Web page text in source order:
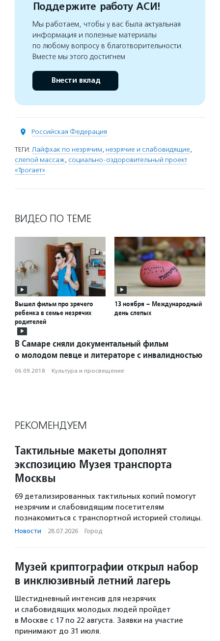
Поддержите работу АСИ!
Мы работаем, чтобы у вас была актуальная
информация и полезные материалы
по любому вопросу в благотворительности.
Вместе мы этого достигнем
Внести вклад
Российская Федерация
ТЕГИ: Лайфхак по незрячим, незрячие и слабовидящие,
слепой массаж, социально-оздоровительный проект
«Трогает»
ВИДЕО ПО ТЕМЕ
Вышел фильм про зрячего
ребенка в семье незрячих
родителей
13 ноября – Международный
день слепых
В Самаре сняли документальный фильм
о молодом певце и литераторе с инвалидностью
06.09.2018 · Культура и просвещение
РЕКОМЕНДУЕМ
Тактильные макеты дополнят
экспозицию Музея транспорта
Москвы
69 детализированных тактильных копий помогут
незрячим и слабовидящим посетителям
познакомиться с транспортной историей столицы.
Новости · 28.07.2026 · Город
Музей криптографии открыл набор
в инклюзивный летний лагерь
Шестидневный интенсив для незрячих
и слабовидящих молодых людей пройдет
в Москве с 17 по 22 августа. Заявки на участие
принимают до 31 июля.